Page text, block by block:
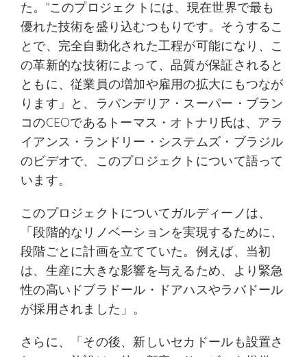
た。”このプロジェクトには、現在世界で最も
優れた技術を盛り込むつもりです。そうするこ
とで、完全自動化された工程が可能になり、こ
の革新的な技術によって、品質が保証されると
ともに、従業員の増加や雇用の拡大にもつなが
ります」と、ラバンデリア・スーパー・ブラン
コのCEOであるトーマス・オトナリ氏は、アラ
イアンス・ランドリー・システムズ・ブラジル
のビデオで、このプロジェクトについて語って
います。
このプロジェクトについてガルディーノは、
「段階的なリノベーションを実現するために、
段階ごとに計画を立てていた。例えば、当初
は、生産に大きな影響を与えるため、より緊急
性の高いドブラドール・ドアハスやラバドール
が採用されました」。
さらに、「その後、新しいセカドールも設置さ